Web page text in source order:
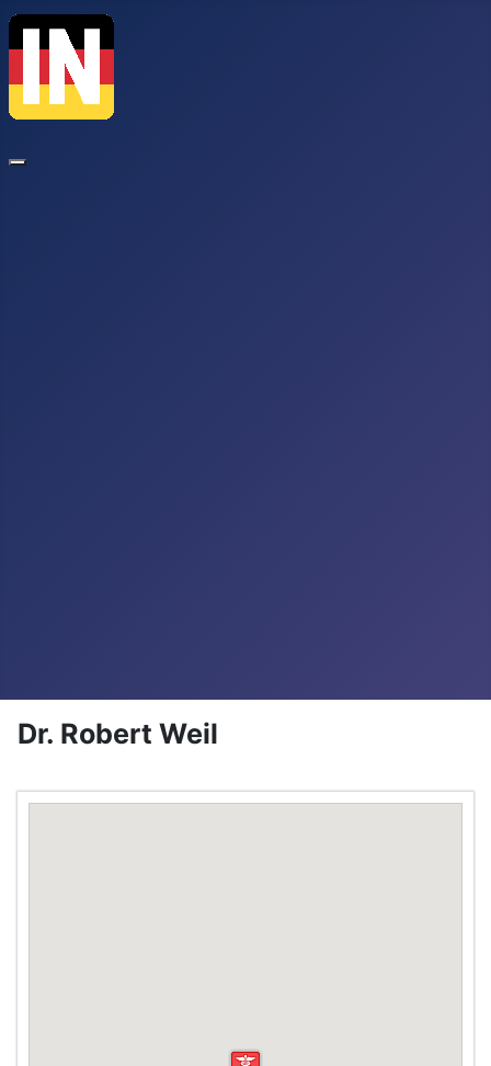
Dr. Robert Weil